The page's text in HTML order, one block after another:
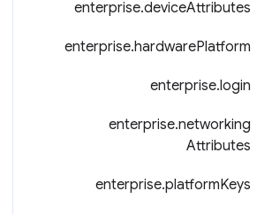
enterprise.deviceAttributes
enterprise.hardwarePlatform
enterprise.login
enterprise.networking
Attributes
enterprise.platformKeys